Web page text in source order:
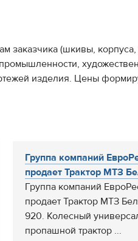
заказчика (шкивы,
изделия. Цены
Группа компаний
продает Трактор МТЗ
Группа компаний
продает Трактор МТЗ
920. Колесный
пропашной трактор ...